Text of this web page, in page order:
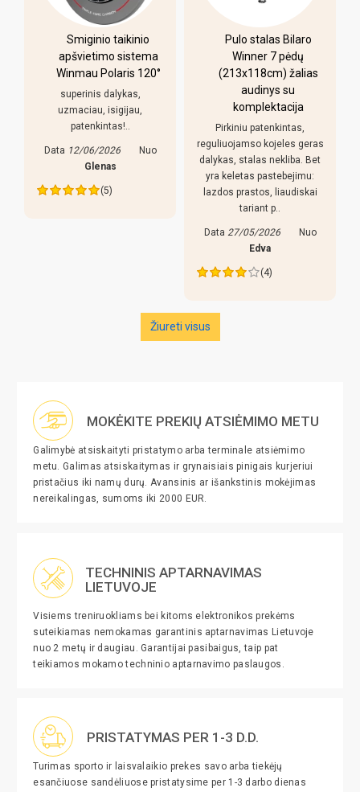
Smiginio taikinio
apšvietimo sistema
Winmau Polaris 120°
superinis dalykas,
uzmaciau, isigijau,
patenkintas!..
Data 12/06/2026
Nuo
Glenas
(5)
Pulo stalas Bilaro
Winner 7 pėdų
(213x118cm) žalias
audinys su
komplektacija
Pirkiniu patenkintas,
reguliuojamso kojeles geras
dalykas, stalas nekliba. Bet
yra keletas pastebejimu:
lazdos prastos, liaudiskai
tariant p..
Data 27/05/2026
Nuo
Edva
(4)
Žiureti visus
MOKĖKITE PREKIŲ ATSIĖMIMO METU
Galimybė atsiskaityti pristatymo arba terminale atsiėmimo
metu. Galimas atsiskaitymas ir grynaisiais pinigais kurjeriui
pristačius iki namų durų. Avansinis ar išankstinis mokėjimas
nereikalingas, sumoms iki 2000 EUR.
TECHNINIS APTARNAVIMAS
LIETUVOJE
Visiems treniruokliams bei kitoms elektronikos prekėms
suteikiamas nemokamas garantinis aptarnavimas Lietuvoje
nuo 2 metų ir daugiau. Garantijai pasibaigus, taip pat
teikiamos mokamo techninio aptarnavimo paslaugos.
PRISTATYMAS PER 1-3 D.D.
Turimas sporto ir laisvalaikio prekes savo arba tiekėjų
esančiuose sandėliuose pristatysime per 1-3 darbo dienas